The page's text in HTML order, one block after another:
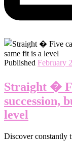
Published February
Straight �
succession,
level
Discover constantly